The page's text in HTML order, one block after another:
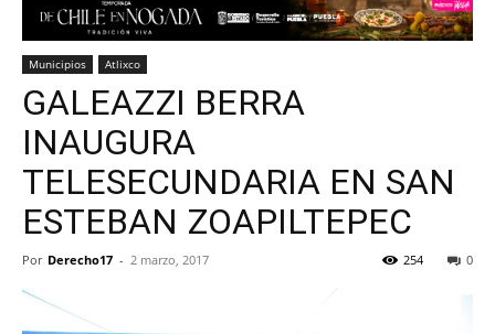
Municipios Atlixco
GALEAZZI BERRA
INAUGURA
TELESECUNDARIA EN SAN
ESTEBAN ZOAPILTEPEC
Por Derecho17 - 2 marzo, 2017 0
254